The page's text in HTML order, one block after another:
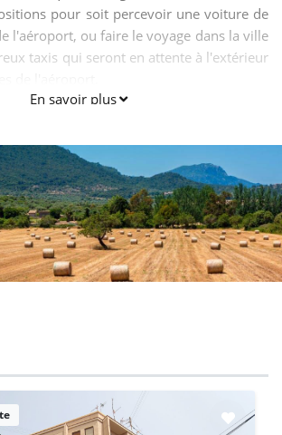
pour soit percevoir une voiture de
l'aéroport, ou faire le voyage dans la ville
taxis qui seront en attente à l'extérieur
En savoir plus